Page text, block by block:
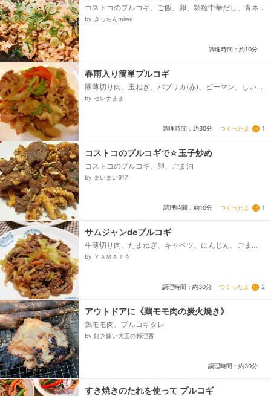
コストコのプルコギ、ご飯、卵、顆粒中華だし、青ネ
ギ（小口切り）
by きっちんmiwa
調理時間：約10分
春雨入り簡単プルコギ
豚薄切り肉、玉ねぎ、パブリカ(赤)、ピーマン、しいた
け、春雨、水、ゴマ油、焼肉のタレ
by セレナまま
調理時間：約30分 つくったよ 1
コストコのプルコギで☆玉子炒め
コストコのプルコギ、卵、ごま油
by まいまい917
調理時間：約10分 つくったよ 1
サムジャンdeプルコギ
牛薄切り肉、たまねぎ、キャベツ、にんじん、ごま
油、☆サムジャン、酒、☆砂糖、しょうゆ
by ＹＡＭＡＴ☆
調理時間：約30分 つくったよ 2
アウトドアに《鶏モモ肉の炭火焼き》
鶏モモ肉、プルコギタレ
by 好き嫌い大王の料理番
調理時間：約30分
すき焼きのたれを使って プルコギ